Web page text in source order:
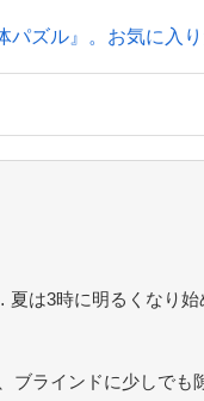
パズル』。お気に入
は3時に明るくなり
ブラインドに少しでも